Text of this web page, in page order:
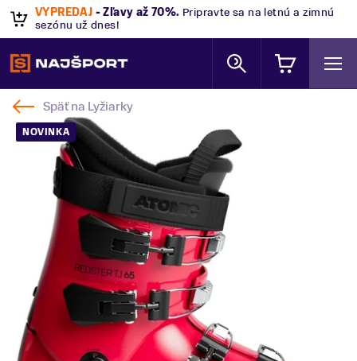
VÝPREDAJ - Zľavy až 70%. Pripravte sa na letnú a zimnú
sezónu už dnes!
Späť na Lyžiarky
NOVINKA